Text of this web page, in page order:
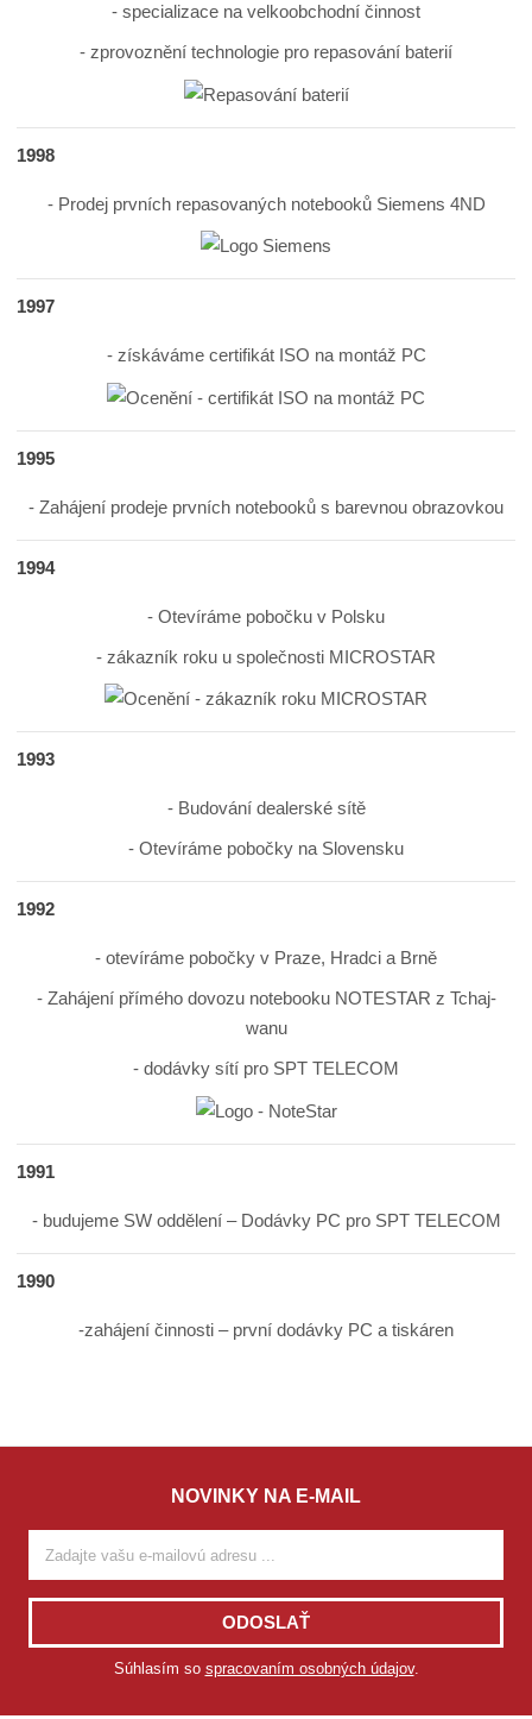
- specializace na velkoobchodní činnost
- zprovoznění technologie pro repasování baterií
1998
- Prodej prvních repasovaných notebooků Siemens 4ND
1997
- získáváme certifikát ISO na montáž PC
1995
- Zahájení prodeje prvních notebooků s barevnou obrazovkou
1994
- Otevíráme pobočku v Polsku
- zákazník roku u společnosti MICROSTAR
1993
- Budování dealerské sítě
- Otevíráme pobočky na Slovensku
1992
- otevíráme pobočky v Praze, Hradci a Brně
- Zahájení přímého dovozu notebooku NOTESTAR z Tchaj-
wanu
- dodávky sítí pro SPT TELECOM
1991
- budujeme SW oddělení – Dodávky PC pro SPT TELECOM
1990
-zahájení činnosti – první dodávky PC a tiskáren
NOVINKY NA E-MAIL
ODOSLAŤ
Súhlasím so spracovaním osobných údajov.